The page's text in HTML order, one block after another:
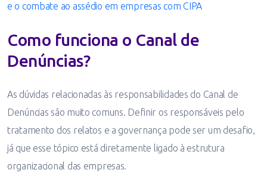
e o combate ao assédio em empresas com CIPA
Como funciona o Canal de
Denúncias?
As dúvidas relacionadas às responsabilidades do Canal de
Denúncias são muito comuns. Definir os responsáveis pelo
tratamento dos relatos e a governança pode ser um desafio,
já que esse tópico está diretamente ligado à estrutura
organizacional das empresas.